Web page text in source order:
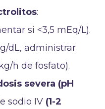
:
si <3,5 mEq/L).
dL, administrar
h de fosfato).
severa (pH
sodio IV (1-2